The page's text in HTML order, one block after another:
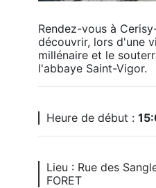
Rendez-vous à
découvrir, lors d'une
millénaire et le
l'abbaye Saint-Vigor.
Heure de début :
Lieu : Rue des
FORET